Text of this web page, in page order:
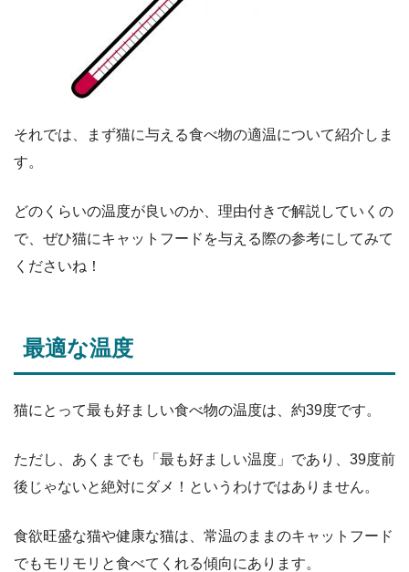
それでは、まず猫に与える食べ物の適温について紹介しま
す。
どのくらいの温度が良いのか、理由付きで解説していくの
で、ぜひ猫にキャットフードを与える際の参考にしてみて
くださいね！
最適な温度
猫にとって最も好ましい食べ物の温度は、約39度です。
ただし、あくまでも「最も好ましい温度」であり、39度前
後じゃないと絶対にダメ！というわけではありません。
食欲旺盛な猫や健康な猫は、常温のままのキャットフード
でもモリモリと食べてくれる傾向にあります。